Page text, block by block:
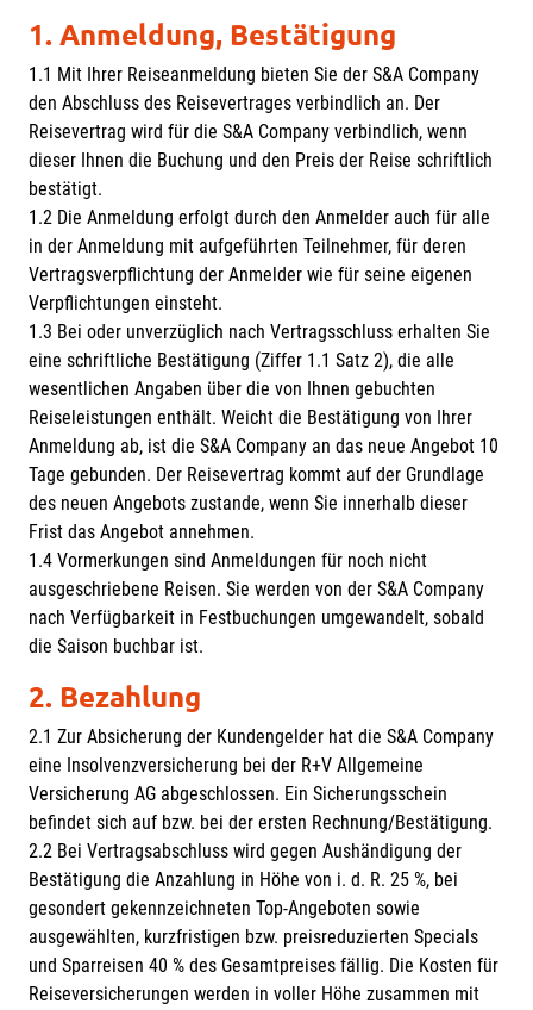
1. Anmeldung, Bestätigung
1.1 Mit Ihrer Reiseanmeldung bieten Sie der S&A Company
den Abschluss des Reisevertrages verbindlich an. Der
Reisevertrag wird für die S&A Company verbindlich, wenn
dieser Ihnen die Buchung und den Preis der Reise schriftlich
bestätigt.
1.2 Die Anmeldung erfolgt durch den Anmelder auch für alle
in der Anmeldung mit aufgeführten Teilnehmer, für deren
Vertragsverpflichtung der Anmelder wie für seine eigenen
Verpflichtungen einsteht.
1.3 Bei oder unverzüglich nach Vertragsschluss erhalten Sie
eine schriftliche Bestätigung (Ziffer 1.1 Satz 2), die alle
wesentlichen Angaben über die von Ihnen gebuchten
Reiseleistungen enthält. Weicht die Bestätigung von Ihrer
Anmeldung ab, ist die S&A Company an das neue Angebot 10
Tage gebunden. Der Reisevertrag kommt auf der Grundlage
des neuen Angebots zustande, wenn Sie innerhalb dieser
Frist das Angebot annehmen.
1.4 Vormerkungen sind Anmeldungen für noch nicht
ausgeschriebene Reisen. Sie werden von der S&A Company
nach Verfügbarkeit in Festbuchungen umgewandelt, sobald
die Saison buchbar ist.
2. Bezahlung
2.1 Zur Absicherung der Kundengelder hat die S&A Company
eine Insolvenzversicherung bei der R+V Allgemeine
Versicherung AG abgeschlossen. Ein Sicherungsschein
befindet sich auf bzw. bei der ersten Rechnung/Bestätigung.
2.2 Bei Vertragsabschluss wird gegen Aushändigung der
Bestätigung die Anzahlung in Höhe von i. d. R. 25 %, bei
gesondert gekennzeichneten Top-Angeboten sowie
ausgewählten, kurzfristigen bzw. preisreduzierten Specials
und Sparreisen 40 % des Gesamtpreises fällig. Die Kosten für
Reiseversicherungen werden in voller Höhe zusammen mit